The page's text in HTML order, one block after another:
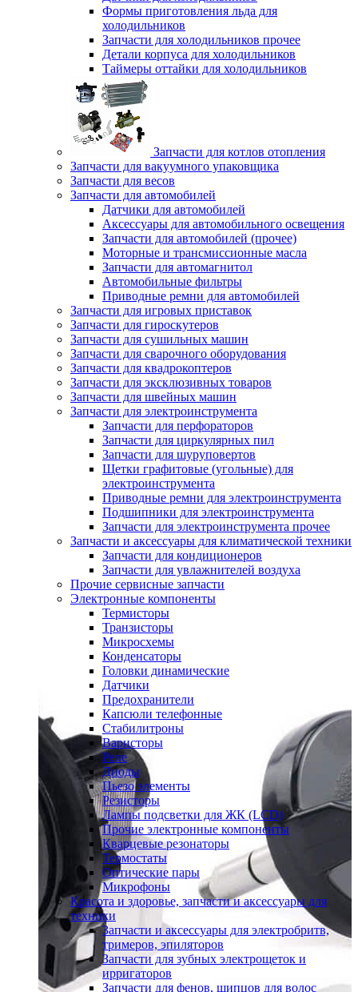
Формы приготовления льда для
холодильников
Запчасти для холодильников прочее
Детали корпуса для холодильников
Таймеры оттайки для холодильников
Запчасти для котлов отопления
Запчасти для вакуумного упаковщика
Запчасти для весов
Запчасти для автомобилей
Датчики для автомобилей
Аксессуары для автомобильного освещения
Запчасти для автомобилей (прочее)
Моторные и трансмиссионные масла
Запчасти для автомагнитол
Автомобильные фильтры
Приводные ремни для автомобилей
Запчасти для игровых приставок
Запчасти для гироскутеров
Запчасти для сушильных машин
Запчасти для сварочного оборудования
Запчасти для квадрокоптеров
Запчасти для эксклюзивных товаров
Запчасти для швейных машин
Запчасти для электроинструмента
Запчасти для перфораторов
Запчасти для циркулярных пил
Запчасти для шуруповертов
Щетки графитовые (угольные) для
электроинструмента
Приводные ремни для электроинструмента
Подшипники для электроинструмента
Запчасти для электроинструмента прочее
Запчасти и аксессуары для климатической техники
Запчасти для кондиционеров
Запчасти для увлажнителей воздуха
Прочие сервисные запчасти
Электронные компоненты
Термисторы
Транзисторы
Микросхемы
Конденсаторы
Головки динамические
Датчики
Предохранители
Капсюли телефонные
Стабилитроны
Варисторы
Реле
Диоды
Пьезо элементы
Резисторы
Лампы подсветки для ЖК (LCD)
Прочие электронные компоненты
Кварцевые резонаторы
Термостаты
Оптические пары
Микрофоны
Красота и здоровье, запчасти и аксессуары для
техники
Запчасти и аксессуары для электробритв,
тримеров, эпиляторов
Запчасти для зубных электрощеток и
ирригаторов
Запчасти для фенов, щипцов для волос